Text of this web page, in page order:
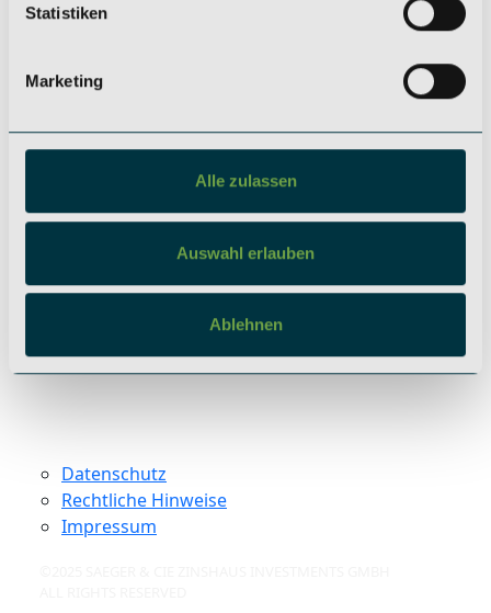
Statistiken
Marketing
Alle zulassen
Auswahl erlauben
Ablehnen
Zinshaus Investments GmbH
10719 Berlin
berlin@saeger-cie.com
LinkedIn
Datenschutz
Rechtliche Hinweise
Impressum